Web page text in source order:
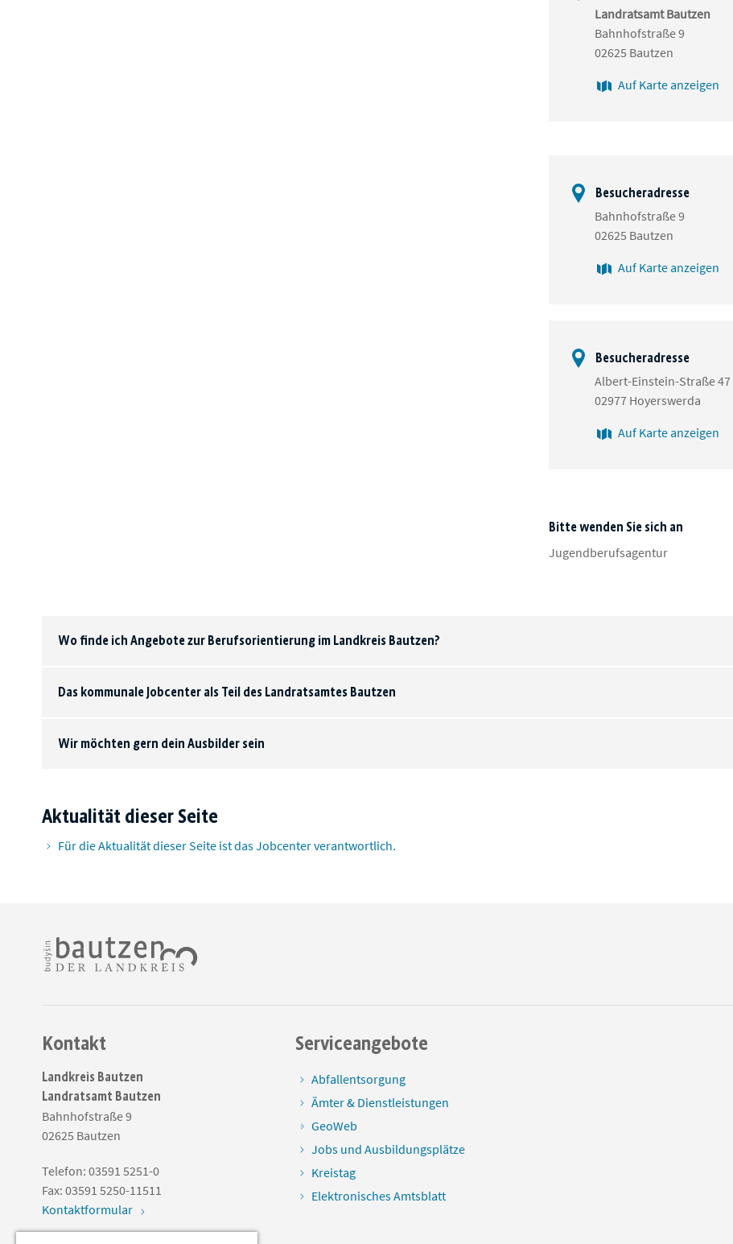
Landratsamt Bautzen
Bahnhofstraße 9
02625 Bautzen
Auf Karte anzeigen
Besucheradresse
Bahnhofstraße 9
02625 Bautzen
Auf Karte anzeigen
Besucheradresse
Albert-Einstein-Straße 47
02977 Hoyerswerda
Auf Karte anzeigen
Bitte wenden Sie sich an
Jugendberufsagentur
Wo finde ich Angebote zur Berufsorientierung im Landkreis Bautzen?
Das kommunale Jobcenter als Teil des Landratsamtes Bautzen
Wir möchten gern dein Ausbilder sein
Aktualität dieser Seite
Für die Aktualität dieser Seite ist das Jobcenter verantwortlich.
Kontakt
Landkreis Bautzen
Landratsamt Bautzen
Bahnhofstraße 9
02625 Bautzen
Telefon: 03591 5251-0
Fax: 03591 5250-11511
Kontaktformular
Serviceangebote
Abfallentsorgung
Ämter & Dienstleistungen
GeoWeb
Jobs und Ausbildungsplätze
Kreistag
Elektronisches Amtsblatt